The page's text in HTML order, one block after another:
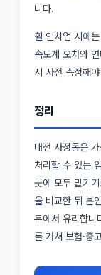
니다.
휠 인치업 시에
속도계 오차와
시 사전 측정해
정리
대전 사정동은
처리할 수 있는
곳에 모두 맡기기
을 비교한 뒤 본
두에서 유리합니
를 거쳐 보험·중